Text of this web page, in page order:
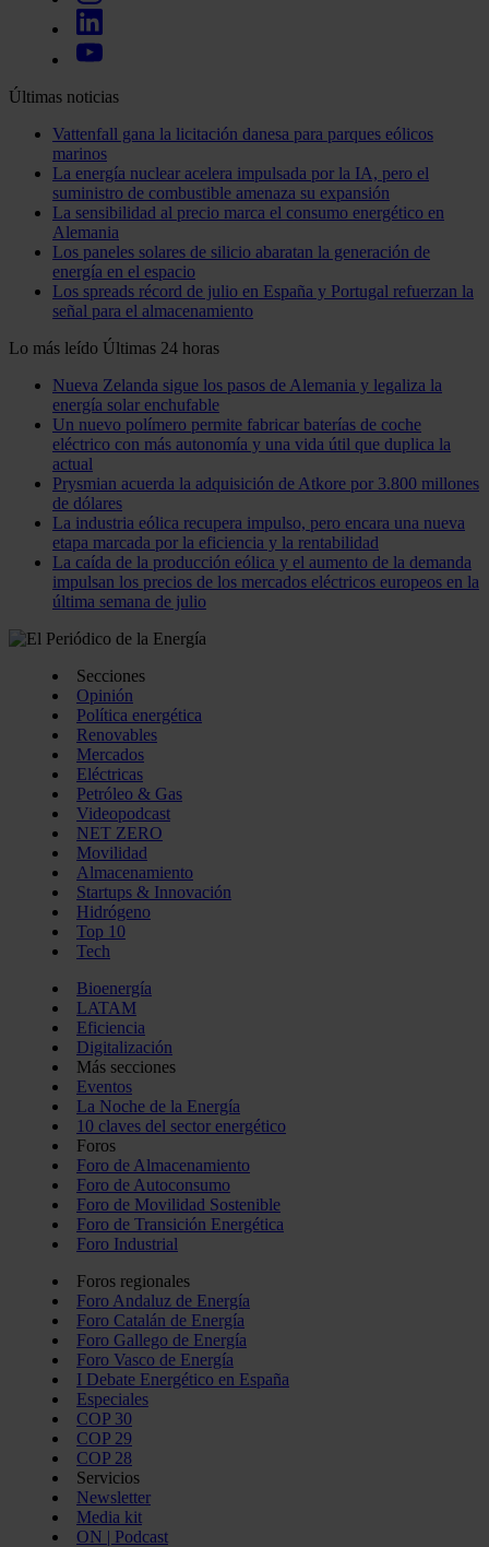
Últimas noticias
Vattenfall gana la licitación danesa para parques eólicos
marinos
La energía nuclear acelera impulsada por la IA, pero el
suministro de combustible amenaza su expansión
La sensibilidad al precio marca el consumo energético en
Alemania
Los paneles solares de silicio abaratan la generación de
energía en el espacio
Los spreads récord de julio en España y Portugal refuerzan la
señal para el almacenamiento
Lo más leído Últimas 24 horas
Nueva Zelanda sigue los pasos de Alemania y legaliza la
energía solar enchufable
Un nuevo polímero permite fabricar baterías de coche
eléctrico con más autonomía y una vida útil que duplica la
actual
Prysmian acuerda la adquisición de Atkore por 3.800 millones
de dólares
La industria eólica recupera impulso, pero encara una nueva
etapa marcada por la eficiencia y la rentabilidad
La caída de la producción eólica y el aumento de la demanda
impulsan los precios de los mercados eléctricos europeos en la
última semana de julio
Secciones
Opinión
Política energética
Renovables
Mercados
Eléctricas
Petróleo & Gas
Videopodcast
NET ZERO
Movilidad
Almacenamiento
Startups & Innovación
Hidrógeno
Top 10
Tech
Bioenergía
LATAM
Eficiencia
Digitalización
Más secciones
Eventos
La Noche de la Energía
10 claves del sector energético
Foros
Foro de Almacenamiento
Foro de Autoconsumo
Foro de Movilidad Sostenible
Foro de Transición Energética
Foro Industrial
Foros regionales
Foro Andaluz de Energía
Foro Catalán de Energía
Foro Gallego de Energía
Foro Vasco de Energía
I Debate Energético en España
Especiales
COP 30
COP 29
COP 28
Servicios
Newsletter
Media kit
ON | Podcast